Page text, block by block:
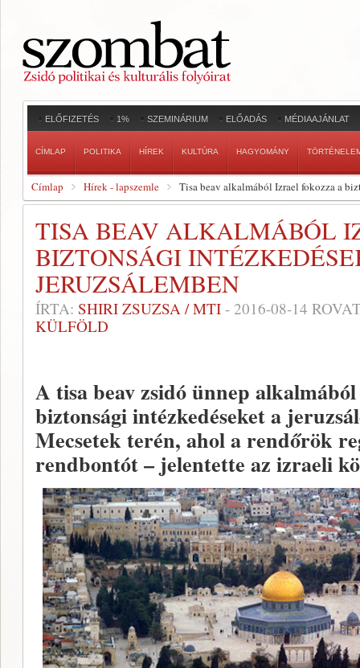
ELŐFIZETÉS 1% SZEMINÁRIUM ELŐADÁS MÉDIAAJÁNLAT
CÍMLAP POLITIKA HÍREK KULTÚRA HAGYOMÁNY
Címlap Hírek - lapszemle Tisa beav alkalmából Izrael fokozza a
TISA BEAV ALKALMÁBÓL
BIZTONSÁGI
JERUZSÁLEMBEN
ÍRTA: SHIRI ZSUZSA / MTI - 2016-08-14
KÜLFÖLD
A tisa beav zsidó ünnep
biztonsági intézkedéseket a
Mecsetek terén, ahol a rendőrök
rendbontót – jelentette az izraeli